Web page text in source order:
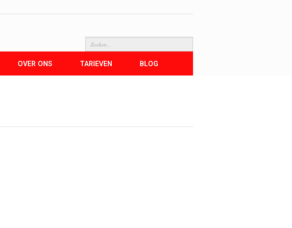
OVER ONS TARIEVEN BLOG